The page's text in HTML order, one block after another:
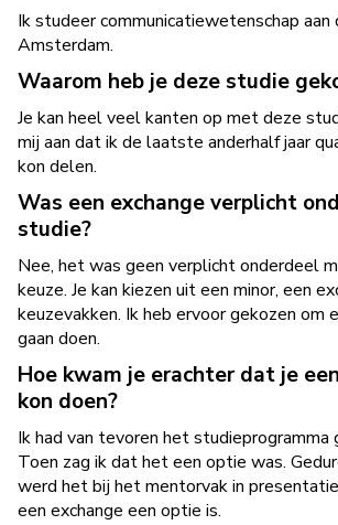
Ik studeer communicatiewetenschap aan
Amsterdam.
Waarom heb je deze studie
Je kan heel veel kanten op met deze
mij aan dat ik de laatste anderhalf jaar
kon delen.
Was een exchange verplicht
studie?
Nee, het was geen verplicht onderdeel
keuze. Je kan kiezen uit een minor, een
keuzevakken. Ik heb ervoor gekozen om
gaan doen.
Hoe kwam je erachter dat je
kon doen?
Ik had van tevoren het studieprogramma
Toen zag ik dat het een optie was.
werd het bij het mentorvak in
een exchange een optie is.